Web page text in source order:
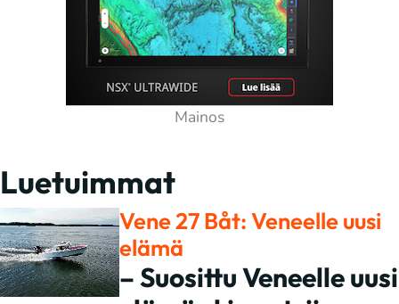
Luetuimmat
Vene 27 Båt: Veneelle uusi
elämä
– Suosittu Veneelle uusi